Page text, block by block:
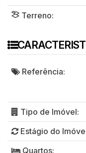
Terreno:
Referência:
Tipo de Imóvel:
Estágio do
Quartos: